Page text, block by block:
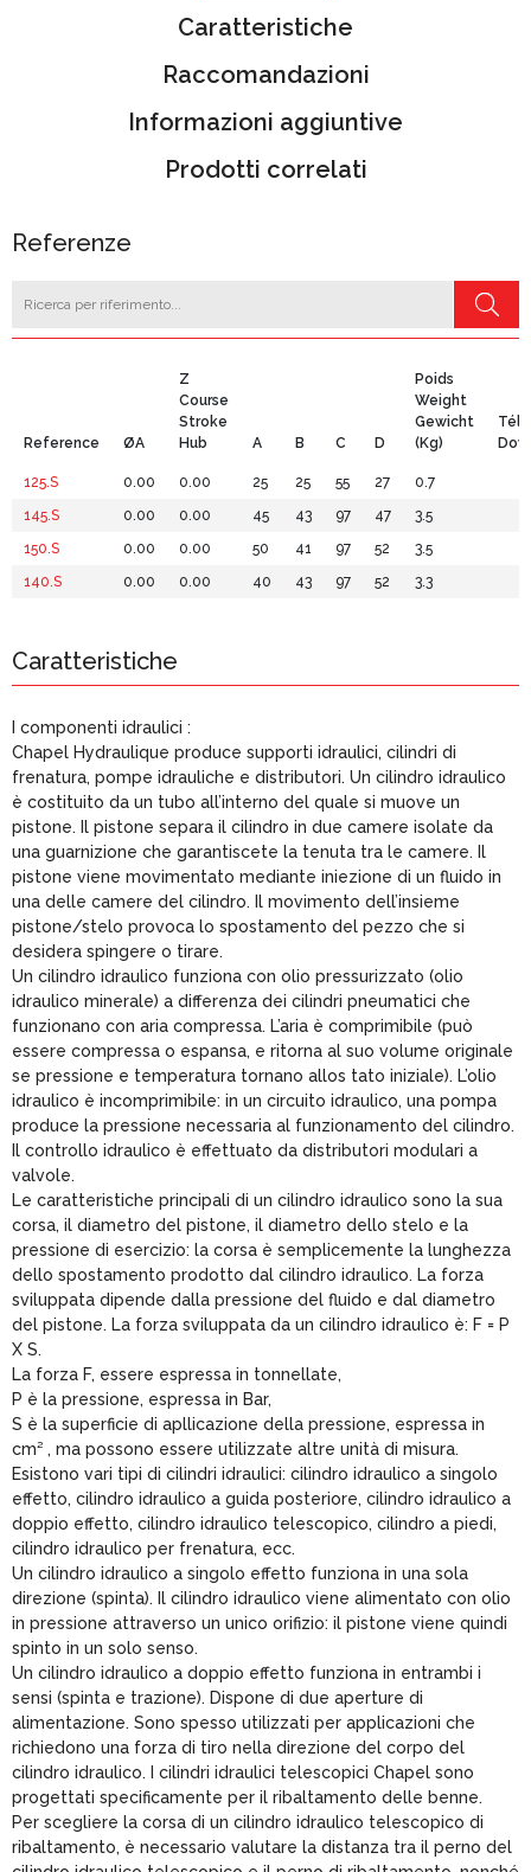
Caratteristiche
Raccomandazioni
Informazioni aggiuntive
Prodotti correlati
Referenze
Reference ØA
Z
Course
Stroke
Hub
A B C D
Poids
Weight
Gewicht
(Kg)
125.S 0.00 0.00 25 25 55 27
0.7
145.S
0.00 0.00 45 43 97 47
3.5
150.S
0.00 0.00 50 41 97 52
3.5
140.S
0.00 0.00 40 43 97 52 3.3
Caratteristiche
I componenti idraulici :
Chapel Hydraulique produce supporti idraulici, cilindri di
frenatura, pompe idrauliche e distributori. Un cilindro idraulico
è costituito da un tubo all’interno del quale si muove un
pistone. Il pistone separa il cilindro in due camere isolate da
una guarnizione che garantiscete la tenuta tra le camere. Il
pistone viene movimentato mediante iniezione di un fluido in
una delle camere del cilindro. Il movimento dell’insieme
pistone/stelo provoca lo spostamento del pezzo che si
desidera spingere o tirare.
Un cilindro idraulico funziona con olio pressurizzato (olio
idraulico minerale) a differenza dei cilindri pneumatici che
funzionano con aria compressa. L’aria è comprimibile (può
essere compressa o espansa, e ritorna al suo volume originale
se pressione e temperatura tornano allos tato iniziale). L’olio
idraulico è incomprimibile: in un circuito idraulico, una pompa
produce la pressione necessaria al funzionamento del cilindro.
Il controllo idraulico è effettuato da distributori modulari a
valvole.
Le caratteristiche principali di un cilindro idraulico sono la sua
corsa, il diametro del pistone, il diametro dello stelo e la
pressione di esercizio: la corsa è semplicemente la lunghezza
dello spostamento prodotto dal cilindro idraulico. La forza
sviluppata dipende dalla pressione del fluido e dal diametro
del pistone. La forza sviluppata da un cilindro idraulico è: F = P
X S.
La forza F, essere espressa in tonnellate,
P è la pressione, espressa in Bar,
S è la superficie di apllicazione della pressione, espressa in
cm² , ma possono essere utilizzate altre unità di misura.
Esistono vari tipi di cilindri idraulici: cilindro idraulico a singolo
effetto, cilindro idraulico a guida posteriore, cilindro idraulico a
doppio effetto, cilindro idraulico telescopico, cilindro a piedi,
cilindro idraulico per frenatura, ecc.
Un cilindro idraulico a singolo effetto funziona in una sola
direzione (spinta). Il cilindro idraulico viene alimentato con olio
in pressione attraverso un unico orifizio: il pistone viene quindi
spinto in un solo senso.
Un cilindro idraulico a doppio effetto funziona in entrambi i
sensi (spinta e trazione). Dispone di due aperture di
alimentazione. Sono spesso utilizzati per applicazioni che
richiedono una forza di tiro nella direzione del corpo del
cilindro idraulico. I cilindri idraulici telescopici Chapel sono
progettati specificamente per il ribaltamento delle benne.
Per scegliere la corsa di un cilindro idraulico telescopico di
ribaltamento, è necessario valutare la distanza tra il perno del